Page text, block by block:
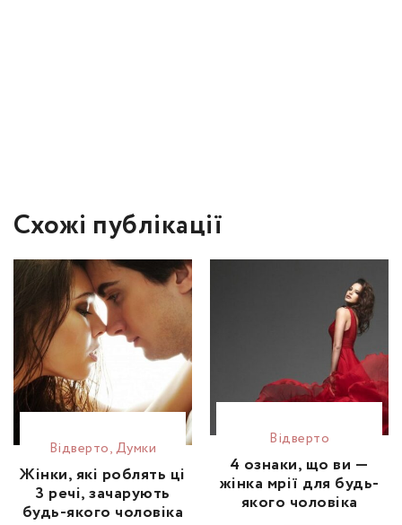
Схожі публікації
Відвертo,Думки
Жінки, які роблять ці
3 речі, зачарують
будь-якого чоловіка
Відвертo
4 ознаки, що ви —
жінка мрії для будь-
якого чоловіка